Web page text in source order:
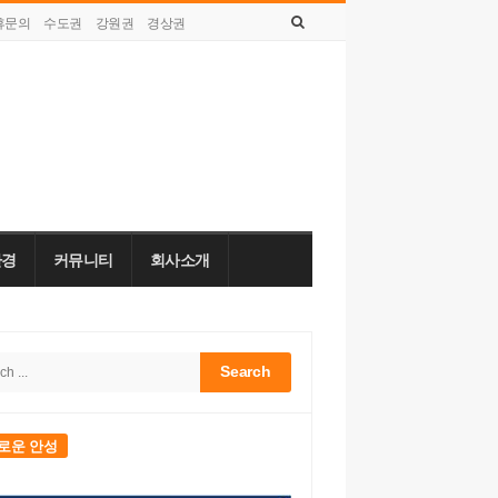
문의 수도권 강원권
경상권
커뮤니티 회사소개
운 안성